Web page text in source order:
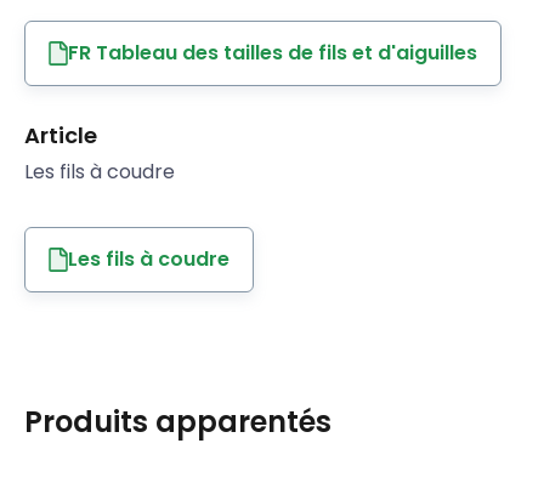
FR Tableau des tailles de fils et d'aiguilles
Article
Les fils à coudre
Les fils à coudre
Produits apparentés